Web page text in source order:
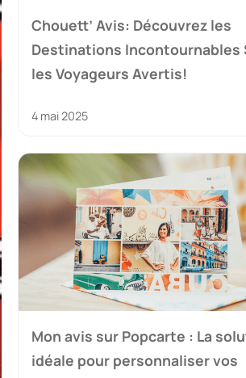
Chouett’ Avis: Découvrez les
Destinations Incontournables
les Voyageurs Avertis!
4 mai 2025
Mon avis sur Popcarte : La
idéale pour personnaliser vos